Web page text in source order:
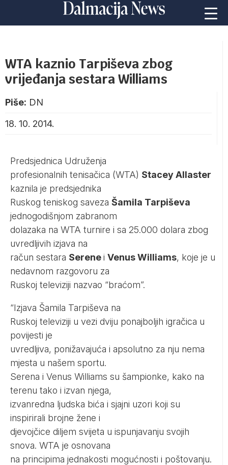
WTA kaznio Tarpiševa zbog
vrijeđanja sestara Williams
Piše: DN
18. 10. 2014.
Predsjednica Udruženja
profesionalnih tenisačica (WTA) Stacey Allaster
kaznila je predsjednika
Ruskog teniskog saveza Šamila Tarpiševa
jednogodišnjom zabranom
dolazaka na WTA turnire i sa 25.000 dolara zbog
uvredljivih izjava na
račun sestara Serenei Venus Williams, koje je u
nedavnom razgovoru za
Ruskoj televiziji nazvao “braćom”.
“Izjava Šamila Tarpiševa na
Ruskoj televiziji u vezi dviju ponajboljih igračica u
povijesti je
uvredljiva, ponižavajuća i apsolutno za nju nema
mjesta u našem sportu.
Serena i Venus Williams su šampionke, kako na
terenu tako i izvan njega,
izvanredna ljudska bića i sjajni uzori koji su
inspirirali brojne žene i
djevojčice diljem svijeta u ispunjavanju svojih
snova. WTA je osnovana
na principima jednakosti mogućnosti i poštovanju.